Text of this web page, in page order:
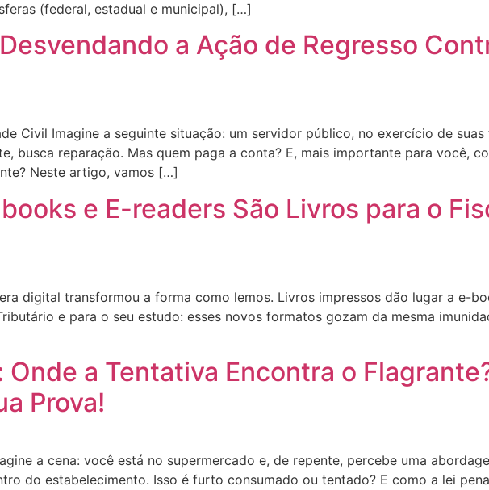
(federal, estadual e municipal), […]
a Ação de Regresso
Civil Imagine a seguinte situação: um servidor público, no exercício de suas
busca reparação. Mas quem paga a conta? E, mais importante para você,
Neste artigo, vamos […]
e E-readers São Livros para o
digital transformou a forma como lemos. Livros impressos dão lugar a e-
e para o seu estudo: esses novos formatos gozam da mesma
a Tentativa Encontra o
Prova!
a cena: você está no supermercado e, de repente, percebe uma
do estabelecimento. Isso é furto consumado ou tentado? E como a lei